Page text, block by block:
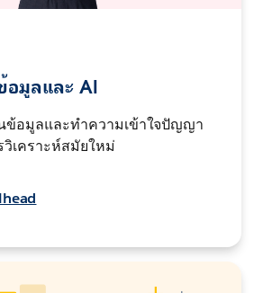
อมูลและ AI
ข้อมูลและทำความเข้าใจปัญญา
เคราะห์สมัยใหม่